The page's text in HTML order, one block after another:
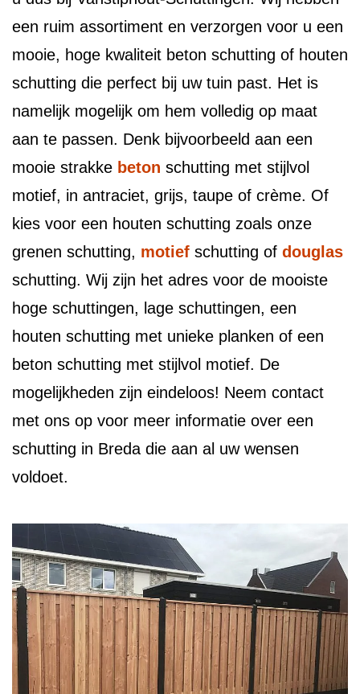
een ruim assortiment en verzorgen voor u een
mooie, hoge kwaliteit beton schutting of houten
schutting die perfect bij uw tuin past. Het is
namelijk mogelijk om hem volledig op maat
aan te passen. Denk bijvoorbeeld aan een
mooie strakke beton schutting met stijlvol
motief, in antraciet, grijs, taupe of crème. Of
kies voor een houten schutting zoals onze
grenen schutting, motief schutting of douglas
schutting. Wij zijn het adres voor de mooiste
hoge schuttingen, lage schuttingen, een
houten schutting met unieke planken of een
beton schutting met stijlvol motief. De
mogelijkheden zijn eindeloos! Neem contact
met ons op voor meer informatie over een
schutting in Breda die aan al uw wensen
voldoet.